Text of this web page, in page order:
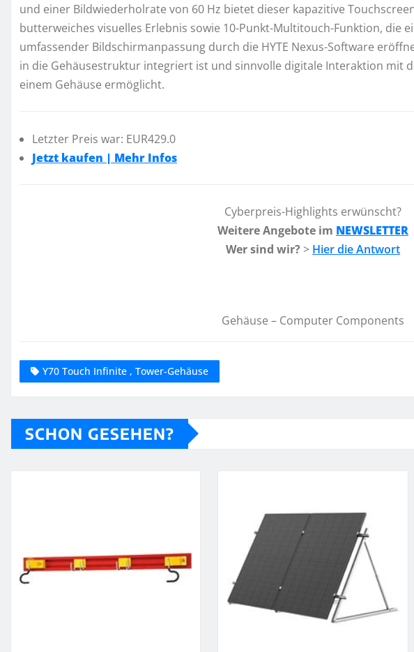
und einer Bildwiederholrate von 60 Hz bietet dieser kapazitive
butterweiches visuelles Erlebnis sowie 10-Punkt-Multitouch-Funktion, die
umfassender Bildschirmanpassung durch die HYTE Nexus-Software
in die Gehäusestruktur integriert ist und sinnvolle digitale Interaktion mit
einem Gehäuse ermöglicht.
Letzter Preis war: EUR429.0
Jetzt kaufen | Mehr Infos
Cyberpreis-Highlights erwünscht?
Weitere Angebote im NEWSLETTER
Wer sind wir? > Hier die Antwort
Gehäuse – Computer Components
Y70 Touch Infinite , Tower-Gehäuse
SCHON GESEHEN?